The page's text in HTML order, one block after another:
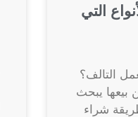
التي
التالف؟
بيعها يبحث
شراء